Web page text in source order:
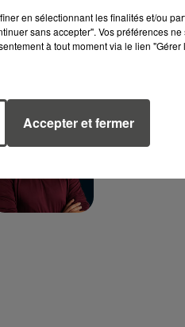
TITOUAN
GUIBERT
Journaliste
en sélectionnant les finalités et/ou
sans accepter". Vos préférences
à tout moment via le lien
Accepter et fermer